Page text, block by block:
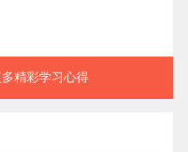
精彩学习心得